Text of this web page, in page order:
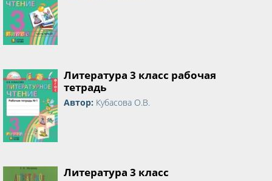
Литература 3 класс рабочая
тетрадь
Автор: Кубасова О.В.
Литература 3 класс